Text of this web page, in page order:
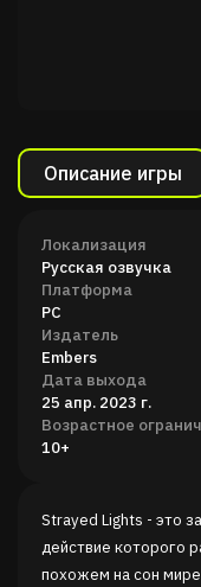
Описание игры
Локализация
Русская озвучка
Платформа
PC
Издатель
Embers
Дата выхода
25 апр. 2023 г.
Возрастное
10+
Strayed Lights - это
действие которого
похожем на сон